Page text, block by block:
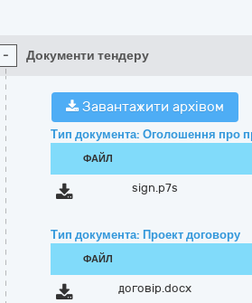
- Документи тендеру
Завантажити архівом
Тип документа: Оголошення про
ФАЙЛ
sign.p7s
Тип документа: Проект договору
ФАЙЛ
договір.docx